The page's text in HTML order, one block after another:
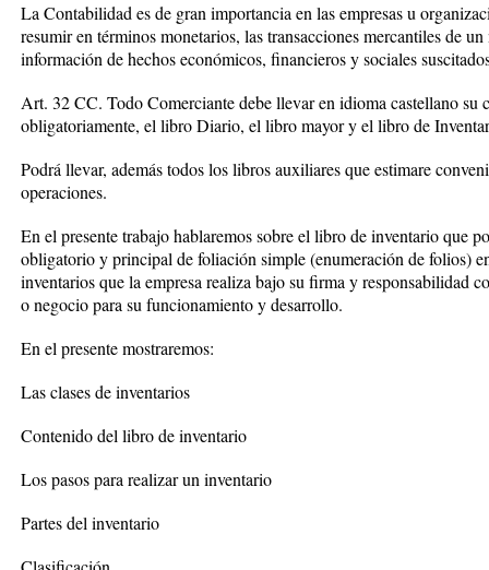
La Contabilidad es de gran importancia en las empresas u
resumir en términos monetarios, las transacciones mercantiles de
información de hechos económicos, financieros y sociales
Art. 32 CC. Todo Comerciante debe llevar en idioma castellano su
obligatoriamente, el libro Diario, el libro mayor y el libro de
Podrá llevar, además todos los libros auxiliares que estimare
operaciones.
En el presente trabajo hablaremos sobre el libro de inventario que
obligatorio y principal de foliación simple (enumeración de folios)
inventarios que la empresa realiza bajo su firma y responsabilidad
o negocio para su funcionamiento y desarrollo.
En el presente mostraremos:
Las clases de inventarios
Contenido del libro de inventario
Los pasos para realizar un inventario
Partes del inventario